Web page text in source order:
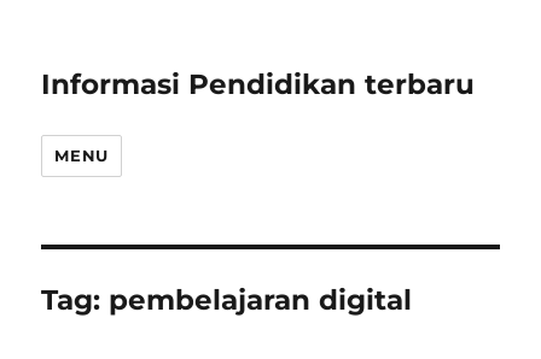
Informasi Pendidikan terbaru
MENU
Tag: pembelajaran digital